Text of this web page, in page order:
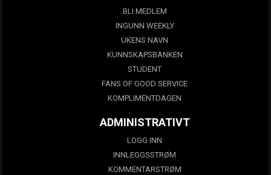
BLI MEDLEM
INGUNN WEEKLY
UKENS NAVN
KUNNSKAPSBANKEN
STUDENT
FANS OF GOOD SERVICE
KOMPLIMENTDAGEN
ADMINISTRATIVT
LOGG INN
INNLEGGSSTRØM
KOMMENTARSTRØM